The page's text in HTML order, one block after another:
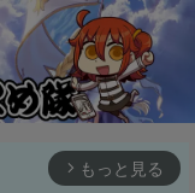
arrow_forward_ios もっと見る